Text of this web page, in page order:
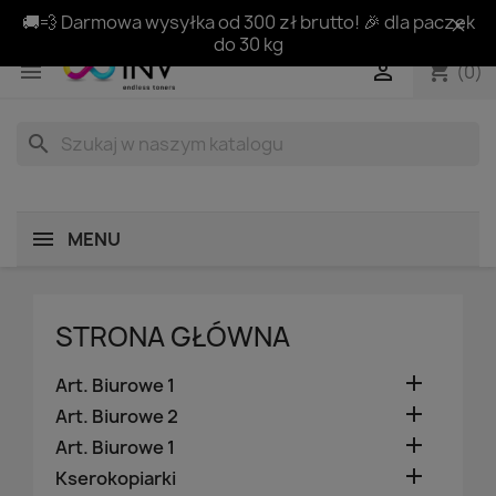
🚚💨 Darmowa wysyłka od 300 zł brutto! 🎉 dla paczek
do 30 kg
 shopping_cart(0)

search
MENU
STRONA GŁÓWNA
Art. Biurowe 1 
Art. Biurowe 2 
Art. Biurowe 1 
Kserokopiarki 